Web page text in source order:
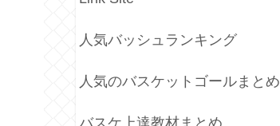
人気バッシュランキング
人気のバスケットゴールまとめ